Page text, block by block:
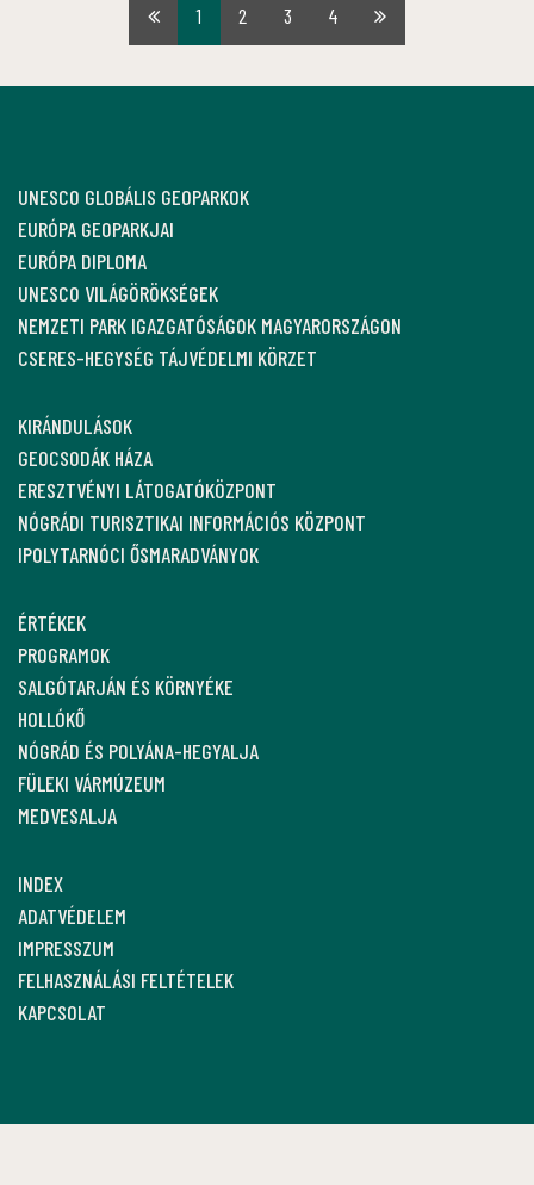
Első1 2 3 4
Utolsó
UNESCO GLOBÁLIS GEOPARKOK
EURÓPA GEOPARKJAI
EURÓPA DIPLOMA
UNESCO VILÁGÖRÖKSÉGEK
NEMZETI PARK IGAZGATÓSÁGOK MAGYARORSZÁGON
CSERES-HEGYSÉG TÁJVÉDELMI KÖRZET
KIRÁNDULÁSOK
GEOCSODÁK HÁZA
ERESZTVÉNYI LÁTOGATÓKÖZPONT
NÓGRÁDI TURISZTIKAI INFORMÁCIÓS KÖZPONT
IPOLYTARNÓCI ŐSMARADVÁNYOK
ÉRTÉKEK
PROGRAMOK
SALGÓTARJÁN ÉS KÖRNYÉKE
HOLLÓKŐ
NÓGRÁD ÉS POLYÁNA-HEGYALJA
FÜLEKI VÁRMÚZEUM
MEDVESALJA
INDEX
ADATVÉDELEM
IMPRESSZUM
FELHASZNÁLÁSI FELTÉTELEK
KAPCSOLAT